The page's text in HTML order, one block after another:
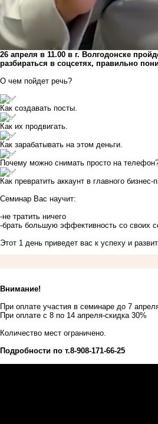
26 апреля в 11.00 в г. Волгодонске
разбираться в соцсетях, правильно
О чем пойдет речь?
Как создавать посты.
Как их продвигать.
Как зарабатывать на этом деньги.
Почему можно снимать просто на
Как превратить аккаунт в главного бизнес-
Семинар Вас научит:
-не тратить ничего
-брать большую эффективность со своих
Этот 1 день приведет вас к успеху и
Внимание!
При оплате участия в семинаре до 7
При оплате с 8 по 14 апреля-скидка 30%
Количество мест ограничено.
Подробности по т.8-908-171-66-25